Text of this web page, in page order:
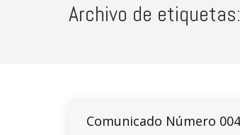
Archivo de etiquetas:
Comunicado Número 004